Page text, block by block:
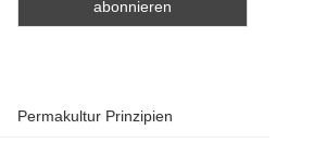
Permakultur Prinzipien